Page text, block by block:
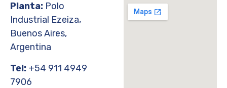
Planta: Polo
Industrial Ezeiza,
Buenos Aires,
Argentina
Tel: +54 911 4949
7906